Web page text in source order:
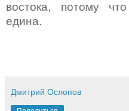
востока, потому
едина.
Дмитрий Ослопов